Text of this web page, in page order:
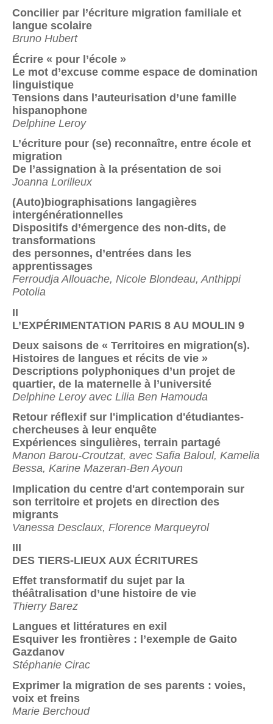
Concilier par l’écriture migration familiale et
langue scolaire
Bruno Hubert
Écrire « pour l’école »
Le mot d’excuse comme espace de domination
linguistique
Tensions dans l’auteurisation d’une famille
hispanophone
Delphine Leroy
L’écriture pour (se) reconnaître, entre école et
migration
De l’assignation à la présentation de soi
Joanna Lorilleux
(Auto)biographisations langagières
intergénérationnelles
Dispositifs d’émergence des non-dits, de
transformations
des personnes, d’entrées dans les
apprentissages
Ferroudja Allouache, Nicole Blondeau, Anthippi
Potolia
II
L’EXPÉRIMENTATION PARIS 8 AU MOULIN 9
Deux saisons de « Territoires en migration(s).
Histoires de langues et récits de vie »
Descriptions polyphoniques d’un projet de
quartier, de la maternelle à l’université
Delphine Leroy avec Lilia Ben Hamouda
Retour réflexif sur l'implication d'étudiantes-
chercheuses à leur enquête
Expériences singulières, terrain partagé
Manon Barou-Croutzat, avec Safia Baloul, Kamelia
Bessa, Karine Mazeran-Ben Ayoun
Implication du centre d'art contemporain sur
son territoire et projets en direction des
migrants
Vanessa Desclaux, Florence Marqueyrol
III
DES TIERS-LIEUX AUX ÉCRITURES
Effet transformatif du sujet par la
théâtralisation d’une histoire de vie
Thierry Barez
Langues et littératures en exil
Esquiver les frontières : l’exemple de Gaito
Gazdanov
Stéphanie Cirac
Exprimer la migration de ses parents : voies,
voix et freins
Marie Berchoud